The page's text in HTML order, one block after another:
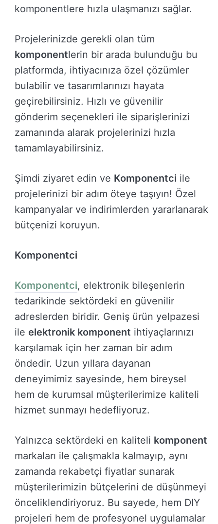
komponentlere hızla ulaşmanızı sağlar.
Projelerinizde gerekli olan tüm
komponentlerin bir arada bulunduğu bu
platformda, ihtiyacınıza özel çözümler
bulabilir ve tasarımlarınızı hayata
geçirebilirsiniz. Hızlı ve güvenilir
gönderim seçenekleri ile siparişlerinizi
zamanında alarak projelerinizi hızla
tamamlayabilirsiniz.
Şimdi ziyaret edin ve Komponentci ile
projelerinizi bir adım öteye taşıyın! Özel
kampanyalar ve indirimlerden yararlanarak
bütçenizi koruyun.
Komponentci
Komponentci, elektronik bileşenlerin
tedarikinde sektördeki en güvenilir
adreslerden biridir. Geniş ürün yelpazesi
ile elektronik komponent ihtiyaçlarınızı
karşılamak için her zaman bir adım
öndedir. Uzun yıllara dayanan
deneyimimiz sayesinde, hem bireysel
hem de kurumsal müşterilerimize kaliteli
hizmet sunmayı hedefliyoruz.
Yalnızca sektördeki en kaliteli komponent
markaları ile çalışmakla kalmayıp, aynı
zamanda rekabetçi fiyatlar sunarak
müşterilerimizin bütçelerini de düşünmeyi
önceliklendiriyoruz. Bu sayede, hem DIY
projeleri hem de profesyonel uygulamalar